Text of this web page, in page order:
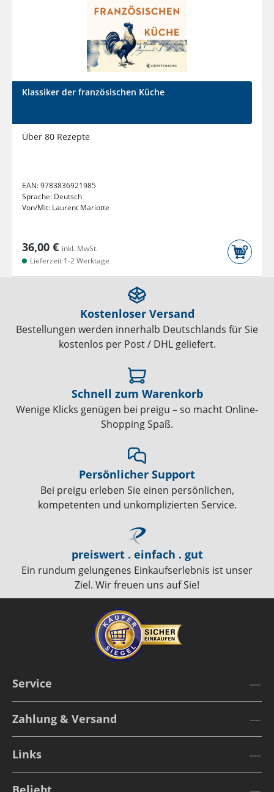
Klassiker der französischen Küche
Über 80 Rezepte
EAN:9783836921985
Sprache: Deutsch
Von/Mit: Laurent Mariotte
36,00 € inkl. MwSt.
Lieferzeit 1-2 Werktage
Kostenloser Versand
Bestellungen werden innerhalb Deutschlands für Sie
kostenlos per Post / DHL geliefert.
Schnell zum Warenkorb
Wenige Klicks genügen bei preigu – so macht Online-
Shopping Spaß.
Persönlicher Support
Bei preigu erleben Sie einen persönlichen,
kompetenten und unkomplizierten Service.
preiswert . einfach . gut
Ein rundum gelungenes Einkaufserlebnis ist unser
Ziel. Wir freuen uns auf Sie!
Service
Zahlung & Versand
Links